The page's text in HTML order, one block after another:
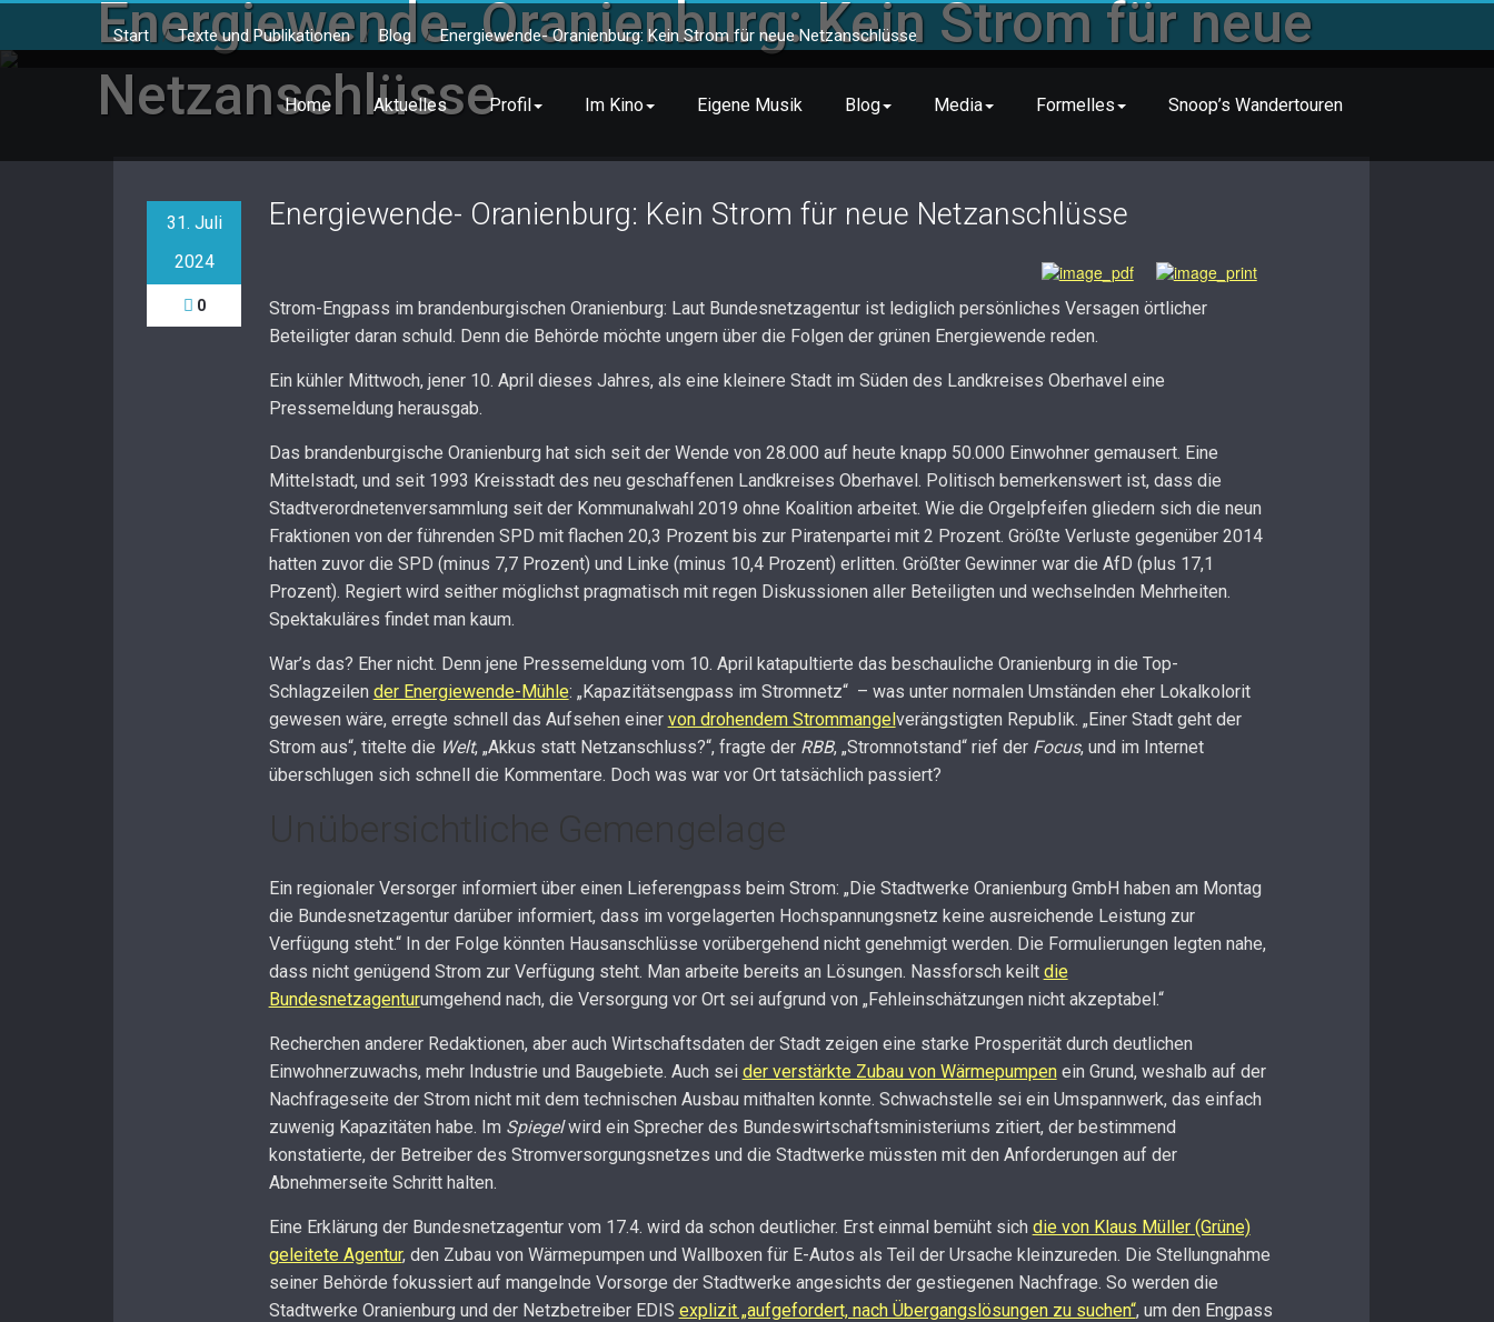
Skip
content
Home Aktuelles Profil Im Kino Eigene Musik Blog Media Formelles Snoop’s Wandertouren
Energiewende- Oranienburg: Kein Strom für neue
Netzanschlüsse
Start /Texte und Publikationen/ Blog /Energiewende- Oranienburg: Kein Strom für neue Netzanschlüsse
31. Juli
2024
0
Energiewende- Oranienburg: Kein Strom für neue Netzanschlüsse
Strom-Engpass im brandenburgischen Oranienburg: Laut Bundesnetzagentur ist lediglich persönliches Versagen örtlicher
Beteiligter daran schuld. Denn die Behörde möchte ungern über die Folgen der grünen Energiewende reden.
Ein kühler Mittwoch, jener 10. April dieses Jahres, als eine kleinere Stadt im Süden des Landkreises Oberhavel eine
Pressemeldung herausgab.
Das brandenburgische Oranienburg hat sich seit der Wende von 28.000 auf heute knapp 50.000 Einwohner gemausert. Eine
Mittelstadt, und seit 1993 Kreisstadt des neu geschaffenen Landkreises Oberhavel. Politisch bemerkenswert ist, dass die
Stadtverordnetenversammlung seit der Kommunalwahl 2019 ohne Koalition arbeitet. Wie die Orgelpfeifen gliedern sich die neun
Fraktionen von der führenden SPD mit flachen 20,3 Prozent bis zur Piratenpartei mit 2 Prozent. Größte Verluste gegenüber 2014
hatten zuvor die SPD (minus 7,7 Prozent) und Linke (minus 10,4 Prozent) erlitten. Größter Gewinner war die AfD (plus 17,1
Prozent). Regiert wird seither möglichst pragmatisch mit regen Diskussionen aller Beteiligten und wechselnden Mehrheiten.
Spektakuläres findet man kaum.
War’s das? Eher nicht. Denn jene Pressemeldung vom 10. April katapultierte das beschauliche Oranienburg in die Top-
Schlagzeilen der Energiewende-Mühle: „Kapazitätsengpass im Stromnetz“ – was unter normalen Umständen eher Lokalkolorit
gewesen wäre, erregte schnell das Aufsehen einer von drohendem Strommangelverängstigten Republik. „Einer Stadt geht der
Strom aus“, titelte die Welt, „Akkus statt Netzanschluss?“, fragte der RBB, „Stromnotstand“ rief der Focus, und im Internet
überschlugen sich schnell die Kommentare. Doch was war vor Ort tatsächlich passiert?
Ein regionaler Versorger informiert über einen Lieferengpass beim Strom: „Die Stadtwerke Oranienburg GmbH haben am Montag
die Bundesnetzagentur darüber informiert, dass im vorgelagerten Hochspannungsnetz keine ausreichende Leistung zur
Verfügung steht.“ In der Folge könnten Hausanschlüsse vorübergehend nicht genehmigt werden. Die Formulierungen legten nahe,
dass nicht genügend Strom zur Verfügung steht. Man arbeite bereits an Lösungen. Nassforsch keilt die
Bundesnetzagenturumgehend nach, die Versorgung vor Ort sei aufgrund von „Fehleinschätzungen nicht akzeptabel.“
Recherchen anderer Redaktionen, aber auch Wirtschaftsdaten der Stadt zeigen eine starke Prosperität durch deutlichen
Einwohnerzuwachs, mehr Industrie und Baugebiete. Auch sei der verstärkte Zubau von Wärmepumpenein Grund, weshalb auf der
Nachfrageseite der Strom nicht mit dem technischen Ausbau mithalten konnte. Schwachstelle sei ein Umspannwerk, das einfach
zuwenig Kapazitäten habe. Im Spiegelwird ein Sprecher des Bundeswirtschaftsministeriums zitiert, der bestimmend
konstatierte, der Betreiber des Stromversorgungsnetzes und die Stadtwerke müssten mit den Anforderungen auf der
Abnehmerseite Schritt halten.
Eine Erklärung der Bundesnetzagentur vom 17.4. wird da schon deutlicher. Erst einmal bemüht sich die von Klaus Müller (Grüne)
geleitete Agentur, den Zubau von Wärmepumpen und Wallboxen für E-Autos als Teil der Ursache kleinzureden. Die Stellungnahme
seiner Behörde fokussiert auf mangelnde Vorsorge der Stadtwerke angesichts der gestiegenen Nachfrage. So werden die
Stadtwerke Oranienburg und der Netzbetreiber EDIS explizit „aufgefordert, nach Übergangslösungen zu suchen“, um den Engpass